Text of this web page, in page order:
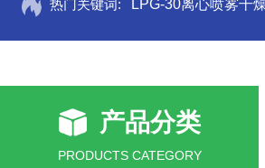
热门关键词: LPG-30离心喷雾干
产品分类
PRODUCTS CATEGORY